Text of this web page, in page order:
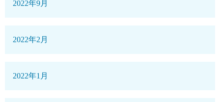
2022年9月
2022年2月
2022年1月